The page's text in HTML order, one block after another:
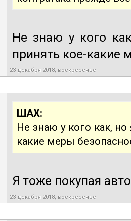
Не знаю у кого
принять кое-какие
23 декабря 2018, воскресенье
ШАХ:
Не знаю у кого как,
какие меры
Я тоже покупая
23 декабря 2018, воскресенье